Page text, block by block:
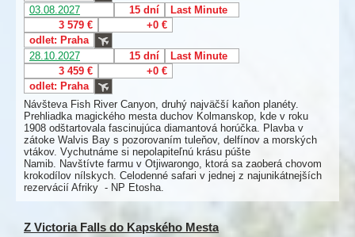
03.08.2027
15 dní
Last Minute
3 579 €
+0 €
odlet: Praha
28.10.2027
15 dní
Last Minute
3 459 €
+0 €
odlet: Praha
Návšteva Fish River Canyon, druhý najväčší kaňon planéty.
Prehliadka magického mesta duchov Kolmanskop, kde v roku
1908 odštartovala fascinujúca diamantová horúčka. Plavba v
zátoke Walvis Bay s pozorovaním tuleňov, delfínov a morských
vtákov. Vychutnáme si nepolapiteľnú krásu púšte
Namib. Navštívte farmu v Otjiwarongo, ktorá sa zaoberá chovom
krokodílov nílskych. Celodenné safari v jednej z najunikátnejších
rezervácií Afriky - NP Etosha.
Z Victoria Falls do Kapského Mesta